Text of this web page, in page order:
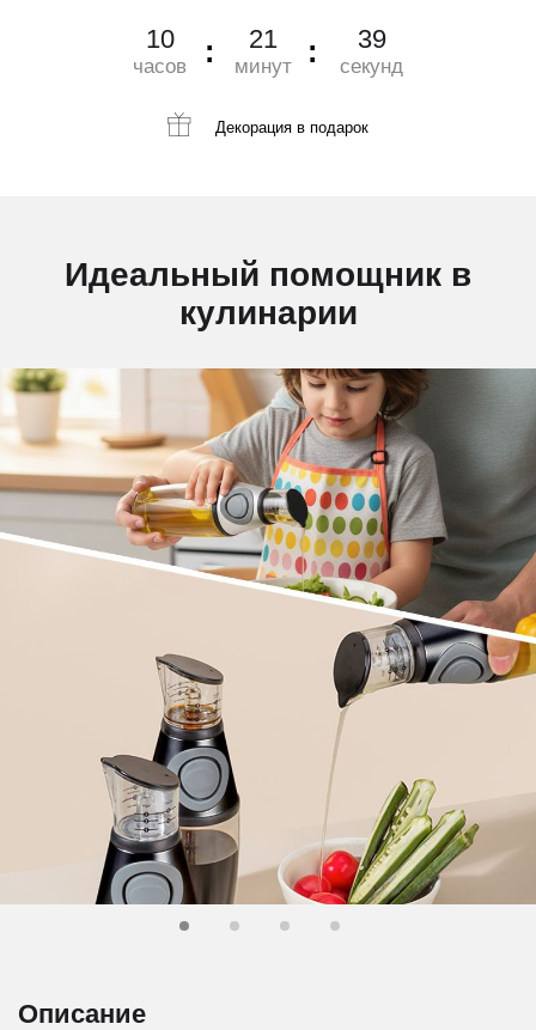
10
часов
21
минут
37
секунд
Декорация в подарок
Идеальный помощник в
кулинарии
Описание